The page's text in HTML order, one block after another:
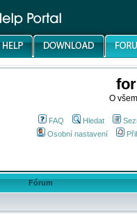
O
FAQ Hledat
Osobní nastavení
Fórum